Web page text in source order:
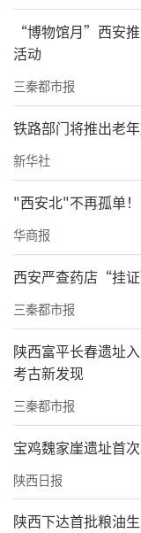
“博物馆月”西安
活动
三秦都市报
铁路部门将推出老
新华社
"西安北"不再孤单
华商报
西安严查药店“挂
三秦都市报
陕西富平长春遗址
考古新发现
三秦都市报
宝鸡魏家崖遗址首
陕西日报
陕西下达首批粮油